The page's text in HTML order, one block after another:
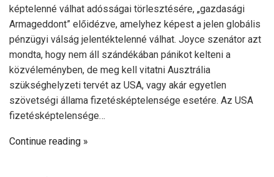
képtelenné válhat adósságai törlesztésére, „gazdasági
Armageddont” előidézve, amelyhez képest a jelen globális
pénzügyi válság jelentéktelenné válhat. Joyce szenátor azt
mondta, hogy nem áll szándékában pánikot kelteni a
közvéleményben, de meg kell vitatni Ausztrália
szükséghelyzeti tervét az USA, vagy akár egyetlen
szövetségi állama fizetésképtelensége esetére. Az USA
fizetésképtelensége…
Continue reading